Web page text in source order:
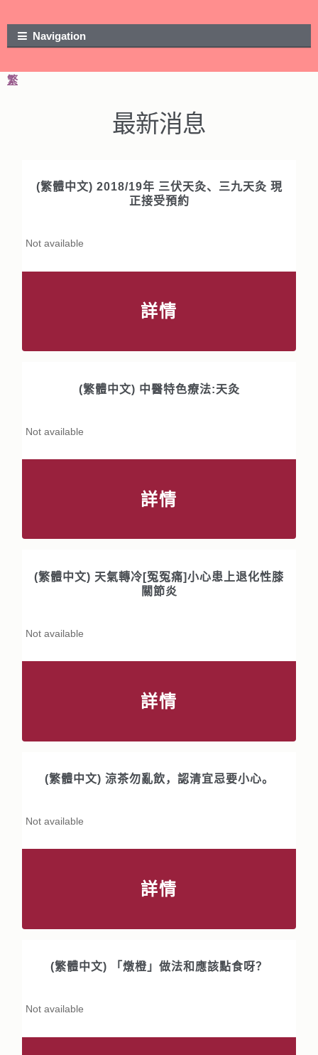
Navigation
繁
最新消息
(繁體中文) 2018/19年 三伏天灸、三九天灸 現
正接受預約
Not available
詳情
(繁體中文) 中醫特色療法:天灸
Not available
詳情
(繁體中文) 天氣轉冷[冤冤痛]小心患上退化性膝
關節炎
Not available
詳情
(繁體中文) 涼茶勿亂飲，認清宜忌要小心。
Not available
詳情
(繁體中文) 「燉橙」做法和應該點食呀？
Not available